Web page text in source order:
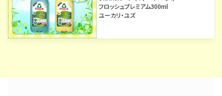
フロッシュプレミアム300ml
ユーカリ・ユズ